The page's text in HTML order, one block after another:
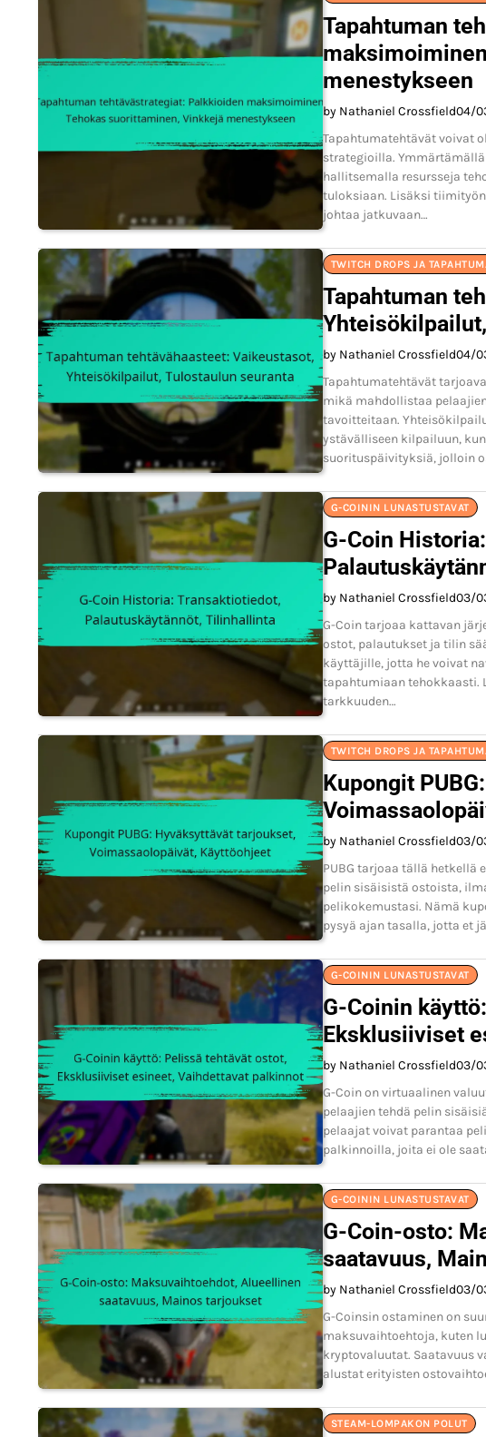
Tapahtuman
menestykseen
by Nathaniel Crossfield04/
Tapahtumatehtävät voivat
strategioilla.
hallitsemalla resursseja
tuloksiaan. Lisäksi
johtaa jatkuvaan…
TWITCH DROPS JA
Tapahtuman
by Nathaniel Crossfield04/
Tapahtumatehtävät
mikä mahdollistaa
tavoitteitaan.
ystävälliseen kilpailuun,
suorituspäivityksiä, jolloin
G-COININ LUNASTUSTAVAT
G-Coin
by Nathaniel Crossfield03/
G-Coin tarjoaa kattavan
ostot, palautukset ja tilin
käyttäjille, jotta he voivat
tapahtumiaan tehokkaasti.
tarkkuuden…
TWITCH DROPS JA
Kupongit
by Nathaniel Crossfield03/
PUBG tarjoaa tällä
pelin sisäisistä ostoista,
pelikokemustasi. Nämä
pysyä ajan tasalla, jotta et
G-COININ LUNASTUSTAVAT
G-Coinin
Eksklusiiviset
by Nathaniel Crossfield03/
G-Coin on virtuaalinen
pelaajien tehdä pelin
pelaajat voivat parantaa
palkinnoilla, joita ei ole
G-COININ LUNASTUSTAVAT
G-Coin-osto:
saatavuus,
by Nathaniel Crossfield03/
G-Coinsin ostaminen on
maksuvaihtoehtoja, kuten
kryptovaluutat. Saatavuus
alustat erityisten
STEAM-LOMPAKON POLUT